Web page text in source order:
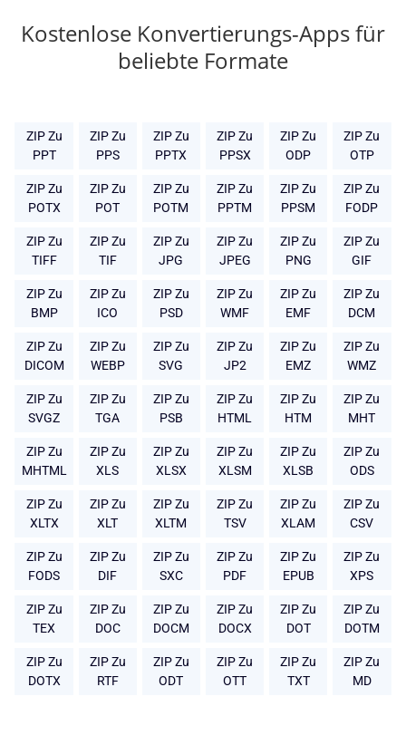
Kostenlose Konvertierungs-Apps für
beliebte Formate
ZIP Zu
PPT
ZIP Zu
PPS
ZIP Zu
PPTX
ZIP Zu
PPSX
ZIP Zu
ODP
ZIP Zu
OTP
ZIP Zu
POTX
ZIP Zu
POT
ZIP Zu
POTM
ZIP Zu
PPTM
ZIP Zu
PPSM
ZIP Zu
FODP
ZIP Zu
TIFF
ZIP Zu
TIF
ZIP Zu
JPG
ZIP Zu
JPEG
ZIP Zu
PNG
ZIP Zu
GIF
ZIP Zu
BMP
ZIP Zu
ICO
ZIP Zu
PSD
ZIP Zu
WMF
ZIP Zu
EMF
ZIP Zu
DCM
ZIP Zu
DICOM
ZIP Zu
WEBP
ZIP Zu
SVG
ZIP Zu
JP2
ZIP Zu
EMZ
ZIP Zu
WMZ
ZIP Zu
SVGZ
ZIP Zu
TGA
ZIP Zu
PSB
ZIP Zu
HTML
ZIP Zu
HTM
ZIP Zu
MHT
ZIP Zu
MHTML
ZIP Zu
XLS
ZIP Zu
XLSX
ZIP Zu
XLSM
ZIP Zu
XLSB
ZIP Zu
ODS
ZIP Zu
XLTX
ZIP Zu
XLT
ZIP Zu
XLTM
ZIP Zu
TSV
ZIP Zu
XLAM
ZIP Zu
CSV
ZIP Zu
FODS
ZIP Zu
DIF
ZIP Zu
SXC
ZIP Zu
PDF
ZIP Zu
EPUB
ZIP Zu
XPS
ZIP Zu
TEX
ZIP Zu
DOC
ZIP Zu
DOCM
ZIP Zu
DOCX
ZIP Zu
DOT
ZIP Zu
DOTM
ZIP Zu
DOTX
ZIP Zu
RTF
ZIP Zu
ODT
ZIP Zu
OTT
ZIP Zu
TXT
ZIP Zu
MD